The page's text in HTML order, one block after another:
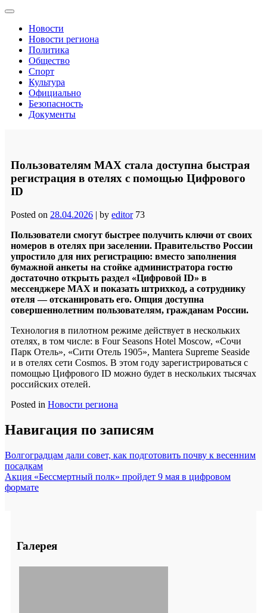
Новости
Новости региона
Политика
Общество
Спорт
Культура
Официально
Безопасность
Документы
Пользователям MAX стала доступна быстрая
регистрация в отелях с помощью Цифрового
ID
Posted on 28.04.2026 | by editor 73
Пользователи смогут быстрее получить ключи от своих
номеров в отелях при заселении. Правительство России
упростило для них регистрацию: вместо заполнения
бумажной анкеты на стойке администратора гостю
достаточно открыть раздел «Цифровой ID» в
мессенджере MAX и показать штрихкод, а сотруднику
отеля — отсканировать его. Опция доступна
совершеннолетним пользователям, гражданам России.
Технология в пилотном режиме действует в нескольких
отелях, в том числе: в Four Seasons Hotel Moscow, «Сочи
Парк Отель», «Сити Отель 1905», Mantera Supreme Seaside
и в отелях сети Cosmos. В этом году зарегистрироваться с
помощью Цифрового ID можно будет в нескольких тысячах
российских отелей.
Posted in Новости региона
Навигация по записям
Волгоградцам дали совет, как подготовить почву к весенним
посадкам
Акция «Бессмертный полк» пройдет 9 мая в цифровом
формате
Галерея